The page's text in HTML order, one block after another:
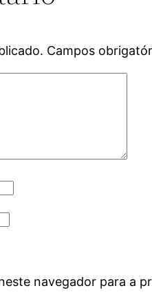
Campos
navegador para a